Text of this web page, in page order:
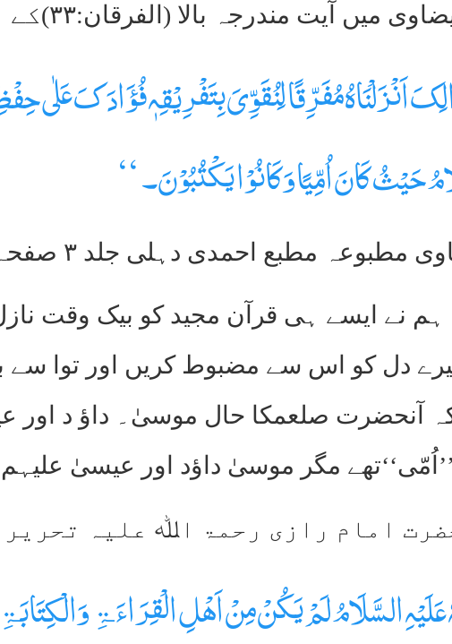
اَنْزَلْنَاہُ مُفَرِّقًا لِنُقَوِّیَ بِتَفْرِیْقِہٖ فُؤَادَکَ عَلٰی
حَیْثُ کَانَ اُمِّیًا وَکَانُوْا یَکْتُبُوْنَ۔ ‘‘
مطبوعہ مطبع احمدی دہلی جلد ۳ صفحہ ۹۶)
ہم نے ایسے ہی قرآن مجید کو بیک وقت نازل
دل کو اس سے مضبوط کریں اور توا
کہ آنحضرت صلعمکا حال موسیٰ۔ داؤ د اور
مگر موسیٰ داؤد اور عیسیٰ علیہم
عَلَیْہِ السَّلَامُ لَمْ یَکُنْ مِنْ اَھْلِ الْقِرَاءَ ۃِ